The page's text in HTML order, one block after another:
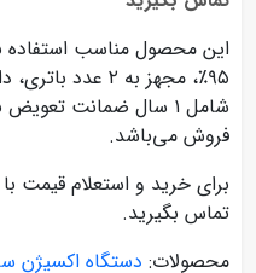
این محصول مناسب
فروش می‌باشد.
برای خرید و استعلام قیمت
تماس بگیرید.
محصولات: دستگاه اکسیژن